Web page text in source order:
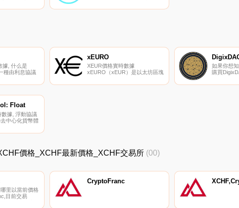
代幣。它使用
據的智能合約
序,每天用加密貨幣（VI代幣）
據, 什么是
種由利息協議
區塊鏈上第一
個USDC來鑄
通過焚燒他們
從協議中獲得
xEURO
XEUR價格實時數據
xEURO（xEUR）是以太坊區塊
xEuro.online由Etna
如果你想
購買
交易所是
Float
據, 浮動協議
中心化貨幣體
一種真正的原
價格_XCHF最新價格_XCHF交易所 (00)
里以當前價格
目前交易
CryptoFranc